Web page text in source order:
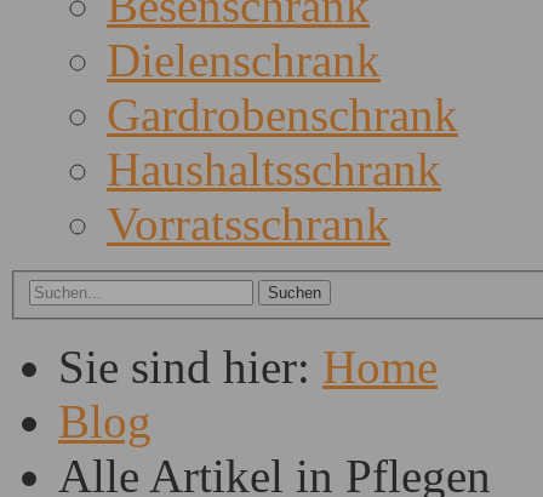
Dielenschrank
Gardrobenschrank
Haushaltsschrank
Vorratsschrank
Sie sind hier: Home
Blog
Alle Artikel in Pflegen